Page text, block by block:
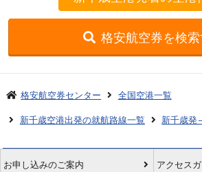
格安航空券を検
格安航空券センター
全国空港一覧
新千歳空港出発の就航路線一覧
新千歳
お申し込みのご案内 アクセス